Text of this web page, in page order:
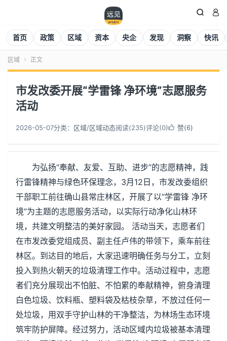
 
首页 政策 区域 资本 央企 发现 洞察 快讯
区域  正文
市发改委开展“学雷锋 净环境”志愿服务
活动
2026-05-07分类： 区域/区域动态阅读(235)评论(0) 赞(6)
为弘扬“奉献、友爱、互助、进步”的志愿精神，践
行雷锋精神与绿色环保理念，3月12日，市发改委组织
干部职工前往确山县常庄林区，开展了以“学雷锋 净环
境”为主题的志愿服务活动，以实际行动净化山林环
境，共建文明整洁的美好家园。 活动当天，志愿者们
在市发改委党组成员、副主任卢伟的带领下，乘车前往
林区。到达目的地后，大家迅速明确任务与分工，立刻
投入到热火朝天的垃圾清理工作中。活动过程中，志愿
者们充分展现出不怕脏、不怕累的奉献精神，俯身清理
白色垃圾、饮料瓶、塑料袋及枯枝杂草，不放过任何一
处垃圾，用双手守护山林的干净整洁，为林场生态环境
筑牢防护屏障。经过努力，活动区域内垃圾被基本清理